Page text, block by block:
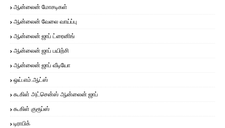
ஆன்லைன் மோசடிகள்
ஆன்லைன் வேலை வாய்ப்பு
ஆன்லைன் ஜாப் ட்ரைனிங்
ஆன்லைன் ஜாப் பயிற்சி
ஆன்லைன் ஜாப் வீடியோ
ஒய்.எம்.ஆட்ஸ்
கூகிள் அட்சென்ஸ் ஆன்லைன் ஜாப்
கூகிள் குரூப்ஸ்
டிராபிக்